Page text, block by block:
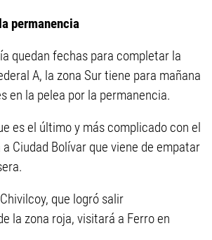
permanencia
quedan fechas para completar la
A, la zona Sur tiene para mañana
en la pelea por la permanencia.
es el último y más complicado con el
Ciudad Bolívar que viene de empatar
que logró salir
la zona roja, visitará a Ferro en